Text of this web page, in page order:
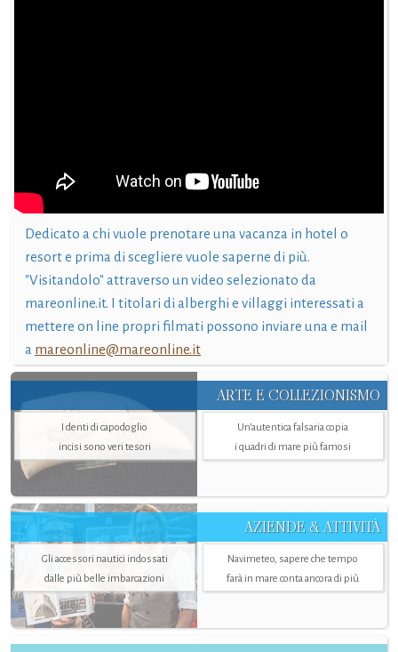
Dedicato a chi vuole prenotare una vacanza in hotel o
resort e prima di scegliere vuole saperne di più.
"Visitandolo" attraverso un video selezionato da
mareonline.it. I titolari di alberghi e villaggi interessati a
mettere on line propri filmati possono inviare una e mail
a mareonline@mareonline.it
ARTE E COLLEZIONISMO
I denti di capodoglio
incisi sono veri tesori
Un’autentica falsaria copia
i quadri di mare più famosi
AZIENDE & ATTIVITÀ
Gli accessori nautici indossati
dalle più belle imbarcazioni
Navimeteo, sapere che tempo
farà in mare conta ancora di più